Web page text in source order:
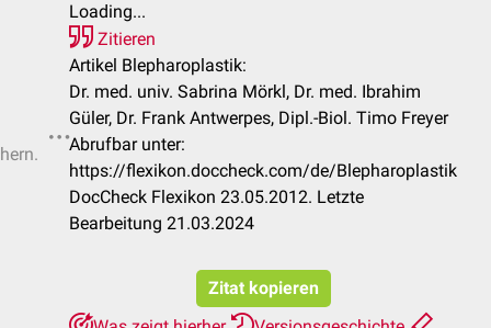
Loading...
Zitieren
Artikel Blepharoplastik:
Dr. med. univ. Sabrina Mörkl, Dr. med. Ibrahim
Güler, Dr. Frank Antwerpes, Dipl.-Biol. Timo Freyer
Abrufbar unter:
https://flexikon.doccheck.com/de/Blepharoplastik
DocCheck Flexikon 23.05.2012. Letzte
Bearbeitung 21.03.2024
Zitat kopieren